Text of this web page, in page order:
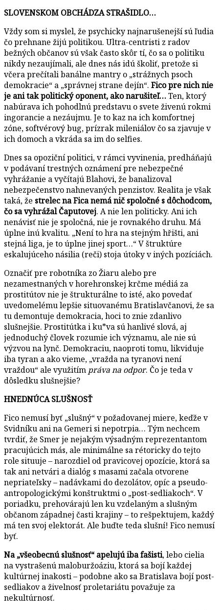
SLOVENSKOM OBCHÁDZA STRAŠIDLO…
Vždy som si myslel, že psychicky najnarušenejší sú ľudia
čo prehnane žijú politikou. Ultra-centristi z radov
bežných občanov sú však často skôr tí, čo sa o politiku
nikdy nezaujímali, ale dnes nás idú školiť, pretože si
včera prečítali banálne mantry o „strážnych psoch
demokracie“ a „správnej strane dejín“. Fico pre nich nie
je ani tak politický oponent, ako narušiteľ…Ten, ktorý
nabúrava ich pohodlnú predstavu o svete živenú rokmi
ingorancie a nezáujmu. Je to kaz na ich komfortnej
zóne, softvérový bug, prízrak mileniálov čo sa zjavuje v
ich domoch a vkráda sa im do selfies.
Dnes sa opoziční politici, v rámci vyvinenia, predháňajú
v podávaní trestných oznámení pre nebezpečné
vyhrážanie a vyčítajú Blahovi, že banalizoval
nebezpečenstvo nahnevaných penzistov. Realita je však
taká, že strelec na Fica nemá nič spoločné s dôchodcom,
čo sa vyhrážal Čaputovej. A nie len politicky. Ani ich
nenávisť nie je spoločná, nie je rovnakého druhu. Má
úplne inú kvalitu. „Není to hra na stejným hřišti, ani
stejná liga, je to úplne jinej sport…“ V štruktúre
eskalujúceho násilia (reči) stoja útoky v iných pozíciách.
Označiť pre robotníka zo Žiaru alebo pre
nezamestnaných v horehronskej krčme médiá za
prostitútov nie je štrukturálne to isté, ako povedať
uvedomelému lepšie situovanému Bratislavčanovi, že sa
tu demontuje demokracia, hoci to znie zdanlivo
slušnejšie. Prostitútka i ku*va sú hanlivé slová, aj
jednoduchý človek rozumie ich významu, ale nie sú
výzvou na lynč. Demokraciu, naoproti tomu, likviduje
iba tyran a ako vieme, „vražda na tyranovi není
vraždou“ ale využitím práva na odpor. Čo je teda v
dôsledku slušnejšie?
HNEDNÚCA SLUŠNOSŤ
Fico nemusí byť „slušný“ v požadovanej miere, keďže v
Svidníku ani na Gemeri si nepotrpia… Tým nechcem
tvrdiť, že Smer je nejakým výsadným reprezentantom
pracujúcich más, ale minimálne sa rétoricky do tejto
role situuje – narozdiel od pravicovej opozície, ktorá sa
tak ani netvári a dialóg s masami začala otvorene
nepriateľsky – nadávkami do dezolátov, opíc a pseudo-
antropologickými konštruktmi o „post-sedliakoch“. V
poriadku, prehovárajú len ku vzdelaným a slušným
občanom západnej časti krajiny – to rešpektujem, každý
má ten svoj elektorát. Ale buďte teda slušní! Fico nemusí
byť.
Na „všeobecnú slušnosť“ apelujú iba fašisti, lebo cielia
na vystrašenú maloburžoáziu, ktorá sa bojí každej
kultúrnej inakosti – podobne ako sa Bratislava bojí post-
sedliakov a živelnosť proletariátu považuje za
nekultúrnosť.